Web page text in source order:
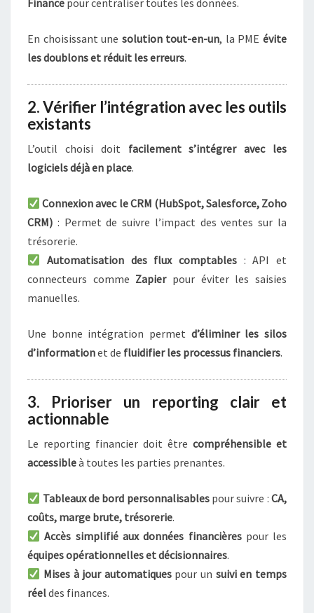
Finance pour centraliser toutes les données.
En choisissant une solution tout-en-un, la PMEévite
les doublons et réduit les erreurs.
2. Vérifier l’intégration avec les outils
existants
L’outil choisi doit facilement s’intégrer avec les
logiciels déjà en place.
Connexion avec le CRM (HubSpot, Salesforce, Zoho
CRM) : Permet de suivre l’impact des ventes sur la
trésorerie.
Automatisation des flux comptables: API et
connecteurs comme Zapierpour éviter les saisies
manuelles.
Une bonne intégration permet d’éliminer les silos
d’informationet de fluidifier les processus financiers.
3. Prioriser un reporting clair et
actionnable
Le reporting financier doit être compréhensible et
accessibleà toutes les parties prenantes.
Tableaux de bord personnalisablespour suivre :CA,
coûts, marge brute, trésorerie.
Accès simplifié aux données financièrespour les
équipes opérationnelles et décisionnaires.
Mises à jour automatiquespour un suivi en temps
réeldes finances.